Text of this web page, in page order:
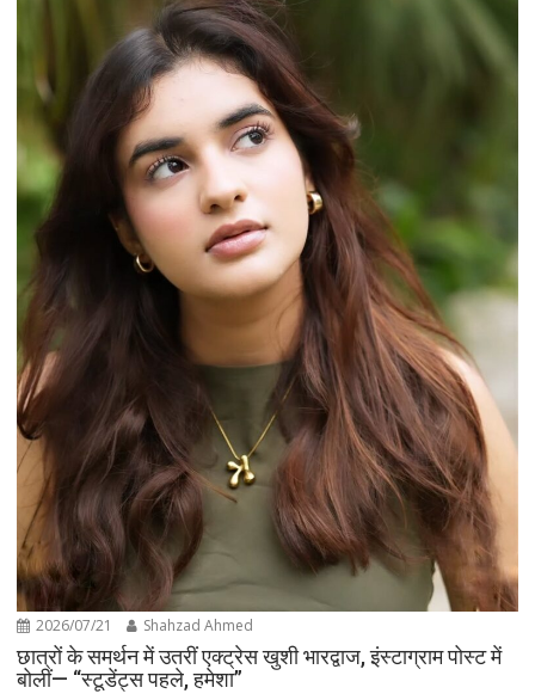
2026/07/21 Shahzad Ahmed
छात्रों के समर्थन में उतरीं एक्ट्रेस खुशी भारद्वाज, इंस्टाग्राम पोस्ट में
बोलीं— “स्टूडेंट्स पहले, हमेशा”